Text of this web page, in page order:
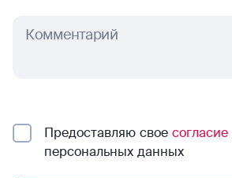
Комментарий
Предоставляю свое согласие
персональных данных